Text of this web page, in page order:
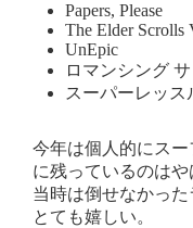
Papers, Please
The Elder Scrolls
UnEpic
ロマンシング サ
スーパーレッス
今年は個人的にス
に残っているのはや
当時は倒せなかっ
とても嬉しい。